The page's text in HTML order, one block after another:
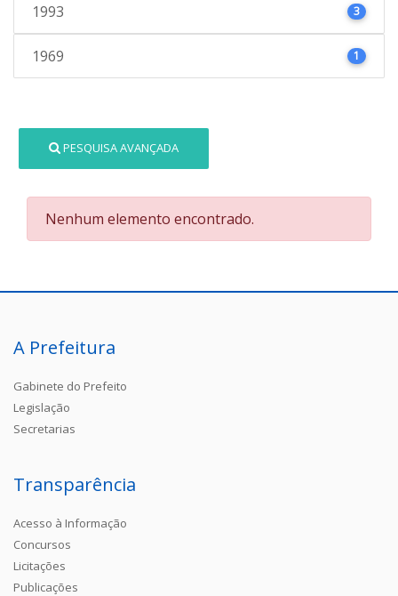
1993 3
1969 1
PESQUISA AVANÇADA
Nenhum elemento encontrado.
A Prefeitura
Gabinete do Prefeito
Legislação
Secretarias
Transparência
Acesso à Informação
Concursos
Licitações
Publicações